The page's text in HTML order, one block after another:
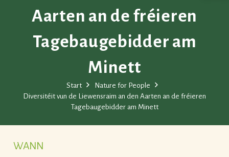
Aarten an de fréieren
Tagebaugebidder am
Minett
Start
Nature for People
Diversitéit vun de Liewensraim an den Aarten an de fréieren
Tagebaugebidder am Minett
WANN